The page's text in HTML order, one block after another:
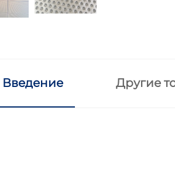
Введение Другие